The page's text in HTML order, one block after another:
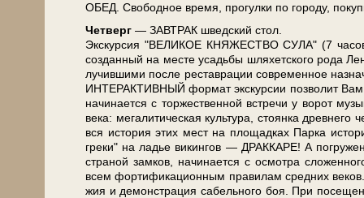
ОБЕД. Сво­бод­ное вре­мя, про­гул­ки по го­ро­ду,
Чет­верг — ЗАВ­ТРАК швед­ский стол.
Экс­кур­сия "ВЕЛИКОЕ КНЯЖЕСТВО СУЛА" (7
созданный на ме­сте усадь­бы шля­хет­ско­го ро­да
лу­чив­ши­ми по­сле ре­став­ра­ции со­вре­мен­ное
ИНТЕРАКТИВНЫЙ фор­мат экс­кур­сии поз­во­лит Вам
на­чи­на­ет­ся с торжественной встре­чи у ворот
ве­ка: мегалитическая куль­ту­ра, стоянка
вся ис­то­рия этих мест на площадках Парка
греки" на ладье викингов — ДРАККАРЕ! А
стра­ной зам­ков, на­чи­на­ет­ся с осмот­ра
всем фортификационным правилам средних
жия и де­мон­стра­ция са­бель­но­го боя. При